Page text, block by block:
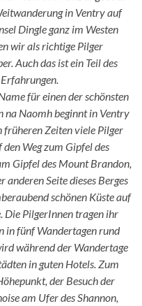
in Ventry auf
Dingle ganz im Westen
wir als richtige Pilger
Auch das ist ein Teil des
für einen der schönsten
na Naomh beginnt in Ventry
Zeiten viele Pilger
Weg zum Gipfel des
Gipfel des Mount Brandon,
Seite dieses Berges
schönen Küste auf
Die PilgerInnen tragen ihr
in fünf Wandertagen rund
während der Wandertage
in guten Hotels. Zum
der Besuch der
am Ufer des Shannon,